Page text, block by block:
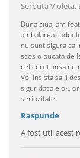
Serbuta Violeta,
Buna ziua, am
ambalarea
nu sunt sigura ca
scos o bucata de
cel cerut, insa nu
Voi insista sa il
sigur daca e ok,
seriozitate!
Raspunde
A fost util acest